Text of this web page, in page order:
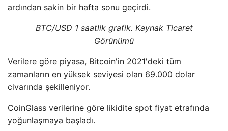
ardından sakin bir hafta sonu geçirdi.
BTC/USD 1 saatlik grafik. Kaynak Ticaret
Görünümü
Verilere göre piyasa, Bitcoin'in 2021'deki tüm
zamanların en yüksek seviyesi olan 69.000 dolar
civarında şekilleniyor.
CoinGlass verilerine göre likidite spot fiyat etrafında
yoğunlaşmaya başladı.